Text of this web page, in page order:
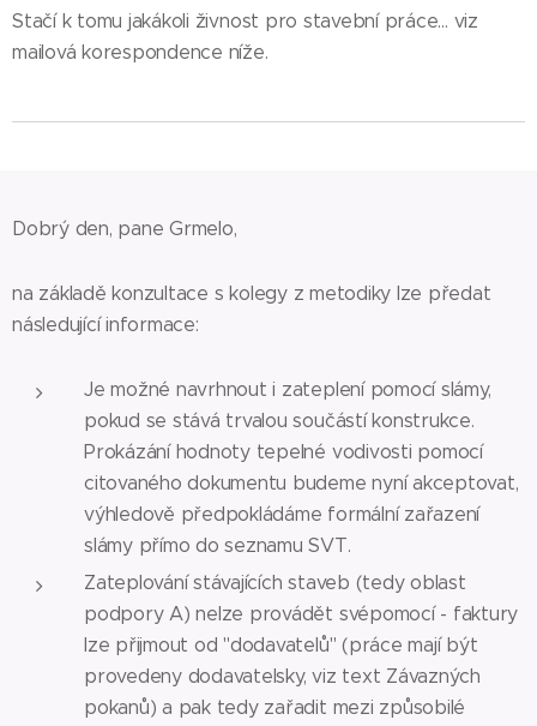
Stačí k tomu jakákoli živnost pro stavební práce... viz
mailová korespondence níže.
Dobrý den, pane Grmelo,
na základě konzultace s kolegy z metodiky lze předat
následující informace:
Je možné navrhnout i zateplení pomocí slámy,
pokud se stává trvalou součástí konstrukce.
Prokázání hodnoty tepelné vodivosti pomocí
citovaného dokumentu budeme nyní akceptovat,
výhledově předpokládáme formální zařazení
slámy přímo do seznamu SVT.
Zateplování stávajících staveb (tedy oblast
podpory A) nelze provádět svépomocí - faktury
lze přijmout od "dodavatelů" (práce mají být
provedeny dodavatelsky, viz text Závazných
pokanů) a pak tedy zařadit mezi způsobilé